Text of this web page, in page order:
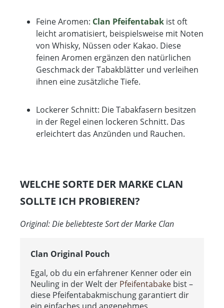
Feine Aromen: Clan Pfeifentabak ist oft
leicht aromatisiert, beispielsweise mit Noten
von Whisky, Nüssen oder Kakao. Diese
feinen Aromen ergänzen den natürlichen
Geschmack der Tabakblätter und verleihen
ihnen eine zusätzliche Tiefe.
Lockerer Schnitt: Die Tabakfasern besitzen
in der Regel einen lockeren Schnitt. Das
erleichtert das Anzünden und Rauchen.
WELCHE SORTE DER MARKE CLAN
SOLLTE ICH PROBIEREN?
Original: Die beliebteste Sort der Marke Clan
Clan Original Pouch
Egal, ob du ein erfahrener Kenner oder ein
Neuling in der Welt der Pfeifentabake bist –
diese Pfeifentabakmischung garantiert dir